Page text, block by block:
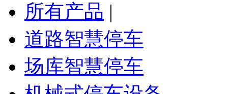
所有产品 |
道路智慧停车
场库智慧停车